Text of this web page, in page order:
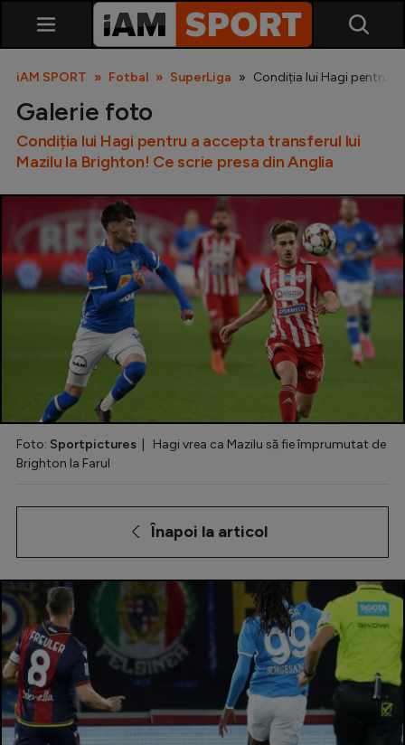
SuperLiga
Liga 2
Cupa României
Echipa Națională
U21
Fotbal feminin
Special
Inedit
Clasamente
Champions League
Europa League
Conference League
CM 2026
iAM SPORT Fotbal SuperLiga Condiția lui Hagi pentru a
Galerie foto
Condiția lui Hagi pentru a accepta transferul lui
Mazilu la Brighton! Ce scrie presa din Anglia
Foto: Sportpictures | Hagi vrea ca Mazilu să fie împrumutat de
Brighton la Farul
Înapoi la articol